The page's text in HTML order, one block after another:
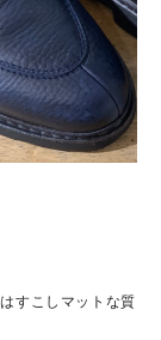
すこしマットな質